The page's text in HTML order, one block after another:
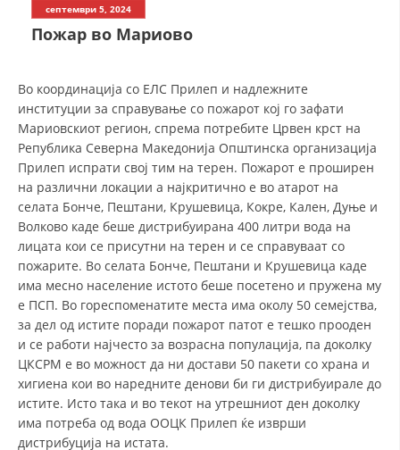
ИСТОРИЈАТ НА ДВИЖЕЊЕТО
КОНТАКТ ИНФОРМАЦИИ
ЧЛЕНСТВО ВО ПРОФЕСИОНАЛНИ ТЕЛА
ЗАКОН ЗА ЦКРМ
СТАТУТ НА ЦКРМ
ОРГАНИЗАЦИЈА И РАЗВОЈ
РАКОВОДЕН ОДБОР
СОБРАНИЕ
СТРУКТУРА И ОРГАНИЗАЦИОНА ПОСТАВЕНОСТ
септември 5, 2024
Пожар во Мариово
Во координација со ЕЛС Прилеп и надлежните
институции за справување со пожарот кој го зафати
Мариовскиот регион, спрема потребите Црвен крст на
Република Северна Македонија Општинска организација
Прилеп испрати свој тим на терен. Пожарот е проширен
на различни локации а најкритично е во атарот на
селата Бонче, Пештани, Крушевица, Кокре, Кален, Дуње и
Волково каде беше дистрибуирана 400 литри вода на
лицата кои се присутни на терен и се справуваат со
пожарите. Во селата Бонче, Пештани и Крушевица каде
има месно население истото беше посетено и пружена му
е ПСП. Во гореспоменатите места има околу 50 семејства,
за дел од истите поради пожарот патот е тешко прооден
и се работи најчесто за возрасна популација, па доколку
ЦКСРМ е во можност да ни достави 50 пакети со храна и
хигиена кои во наредните денови би ги дистрибуирале до
истите. Исто така и во текот на утрешниот ден доколку
има потреба од вода ООЦК Прилеп ќе изврши
дистрибуција на истата.